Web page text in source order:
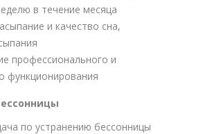
в течение месяца
и качество сна,
профессионального и
функционирования
по устранению бессонницы